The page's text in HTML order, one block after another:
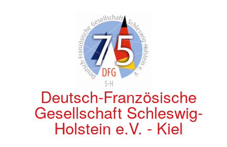
Deutsch-Französische
Gesellschaft Schleswig-
Holstein e.V. - Kiel